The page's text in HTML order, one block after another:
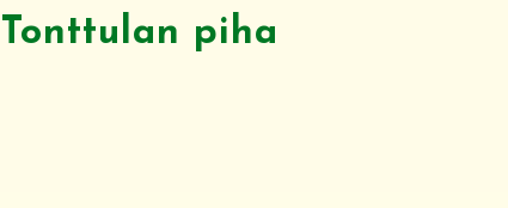
Tonttulan piha